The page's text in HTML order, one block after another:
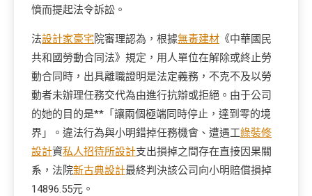
憤而提起法令訴訟。
法設計家豪宅院審理認為，根據無毒建材 《中華國民
共和國勞動合同法》規定，用人單位在解除或終止勞
動合同時，出具離職證明是法定義務，不克不及以勞
動者未辦理任務交代為由進行抗辯或拒絕。由于公司
的她的目的是**「讓兩個極端同時停止，達到零的境
界」。違法行為與小明錯掉任務機會、遭遇工綠裝修
設計資私人招待所設計支出損掉之間存在直接因果關
系，法院新古典設計最終判決該公司向小明賠償損掉
14896.55元。